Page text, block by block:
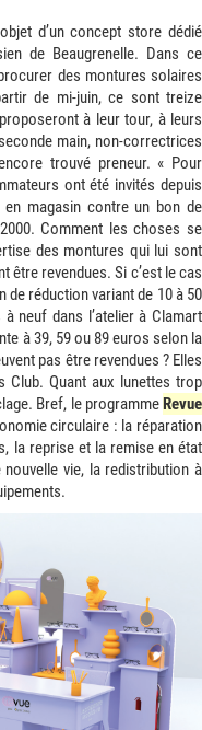
d’un concept store dédié
de Beaugrenelle. Dans ce
des montures solaires
de mi-juin, ce sont treize
à leur tour, à leurs
main, non-correctrices
trouvé preneur. « Pour
ont été invités depuis
magasin contre un bon de
Comment les choses se
des montures qui lui sont
être revendues. Si c’est le cas
de réduction variant de 10 à 50
neuf dans l’atelier à Clamart
à 39, 59 ou 89 euros selon la
pas être revendues ? Elles
Club. Quant aux lunettes trop
Bref, le programmeRevue
circulaire : la réparation
la reprise et la remise en état
vie, la redistribution à